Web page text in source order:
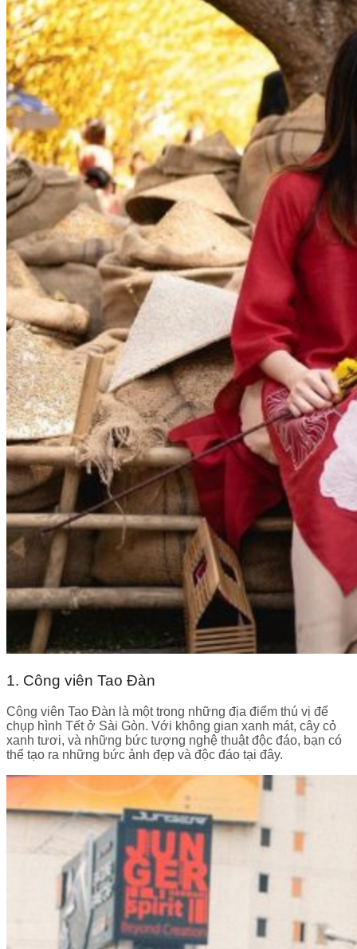
1. Công viên Tao Đàn
Công viên Tao Đàn là một trong những địa điểm thú vị để
chụp hình Tết ở Sài Gòn. Với không gian xanh mát, cây cỏ
xanh tươi, và những bức tượng nghệ thuật độc đáo, bạn có
thể tạo ra những bức ảnh đẹp và độc đáo tại đây.